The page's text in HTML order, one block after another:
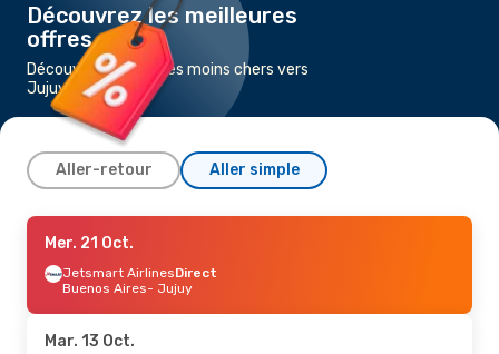
Découvrez les meilleures
offres
Découvrez les vols les moins chers vers
Jujuy
Aller-retour Aller simple
Jeu. 10 Sept.
Aerolineas ArgentinasDirect
Buenos Aires- Jujuy
Jujuy- Buenos Aires
Mer. 21 Oct.
Jetsmart AirlinesDirect
Buenos Aires- Jujuy
Mar. 13 Oct.